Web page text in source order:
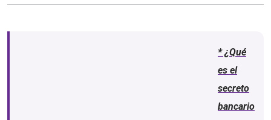
* ¿Qué
es el
secreto
bancario